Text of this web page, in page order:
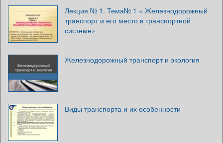
Лекция № 1. Тема№ 1 « Железнодорожный
транспорт и его место в транспортной
системе»
Железнодорожный транспорт и экология
Виды транспорта и их особенности